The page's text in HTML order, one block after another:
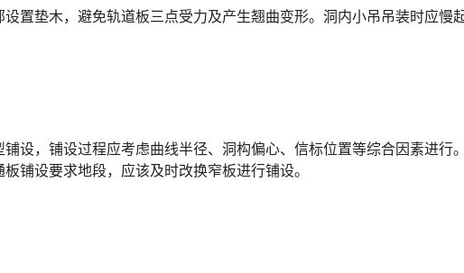
置垫木，避免轨道板三点受力及产生翘曲变形。洞内小吊吊装时应慢
设，铺设过程应考虑曲线半径、洞构偏心、信标位置等综合因素进行
铺设要求地段，应该及时改换窄板进行铺设。󠅅󠅃󠄵󠅂󠄪󠇖󠆨󠆨󠇕󠆞󠆒󠅬󠇘󠆭󠆘󠇙󠆝󠅵󠇗󠆭󠆁󠄐󠇗󠅹󠅸󠇖󠆍󠅳󠇖󠅹󠅰󠇖󠆌󠅹